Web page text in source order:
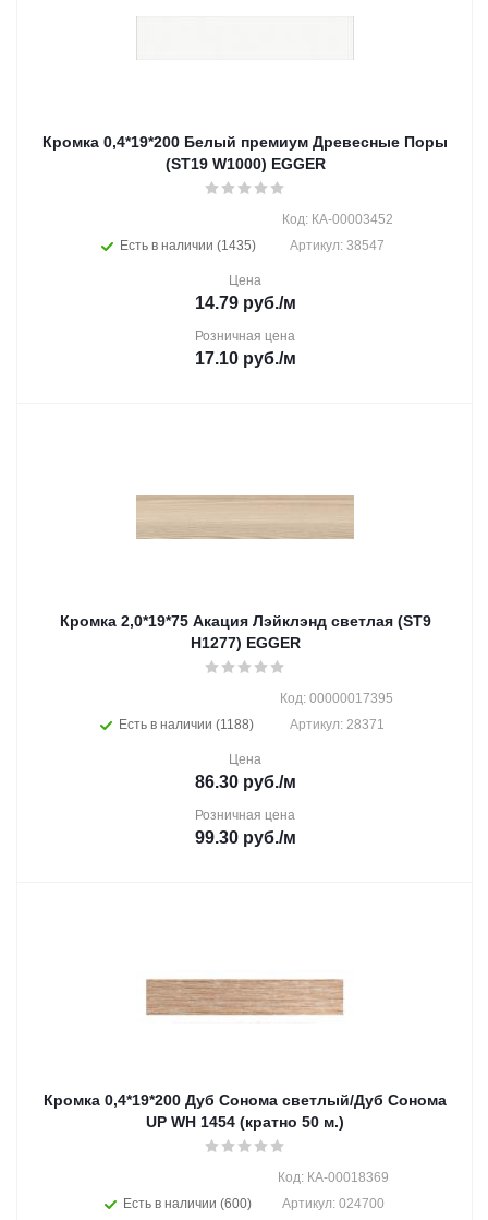
Кромка 0,4*19*200 Белый премиум Древесные Поры
(ST19 W1000) EGGER
Есть в наличии (1435)
Код: КА-00003452
Артикул: 38547
Цена
14.79руб./м
Розничная цена
17.10руб./м
Кромка 2,0*19*75 Акация Лэйклэнд светлая (ST9
H1277) EGGER
Есть в наличии (1188)
Код: 00000017395
Артикул: 28371
Цена
86.30руб./м
Розничная цена
99.30руб./м
Кромка 0,4*19*200 Дуб Сонома светлый/Дуб Сонома
UP WH 1454 (кратно 50 м.)
Есть в наличии (600)
Код: КА-00018369
Артикул: 024700